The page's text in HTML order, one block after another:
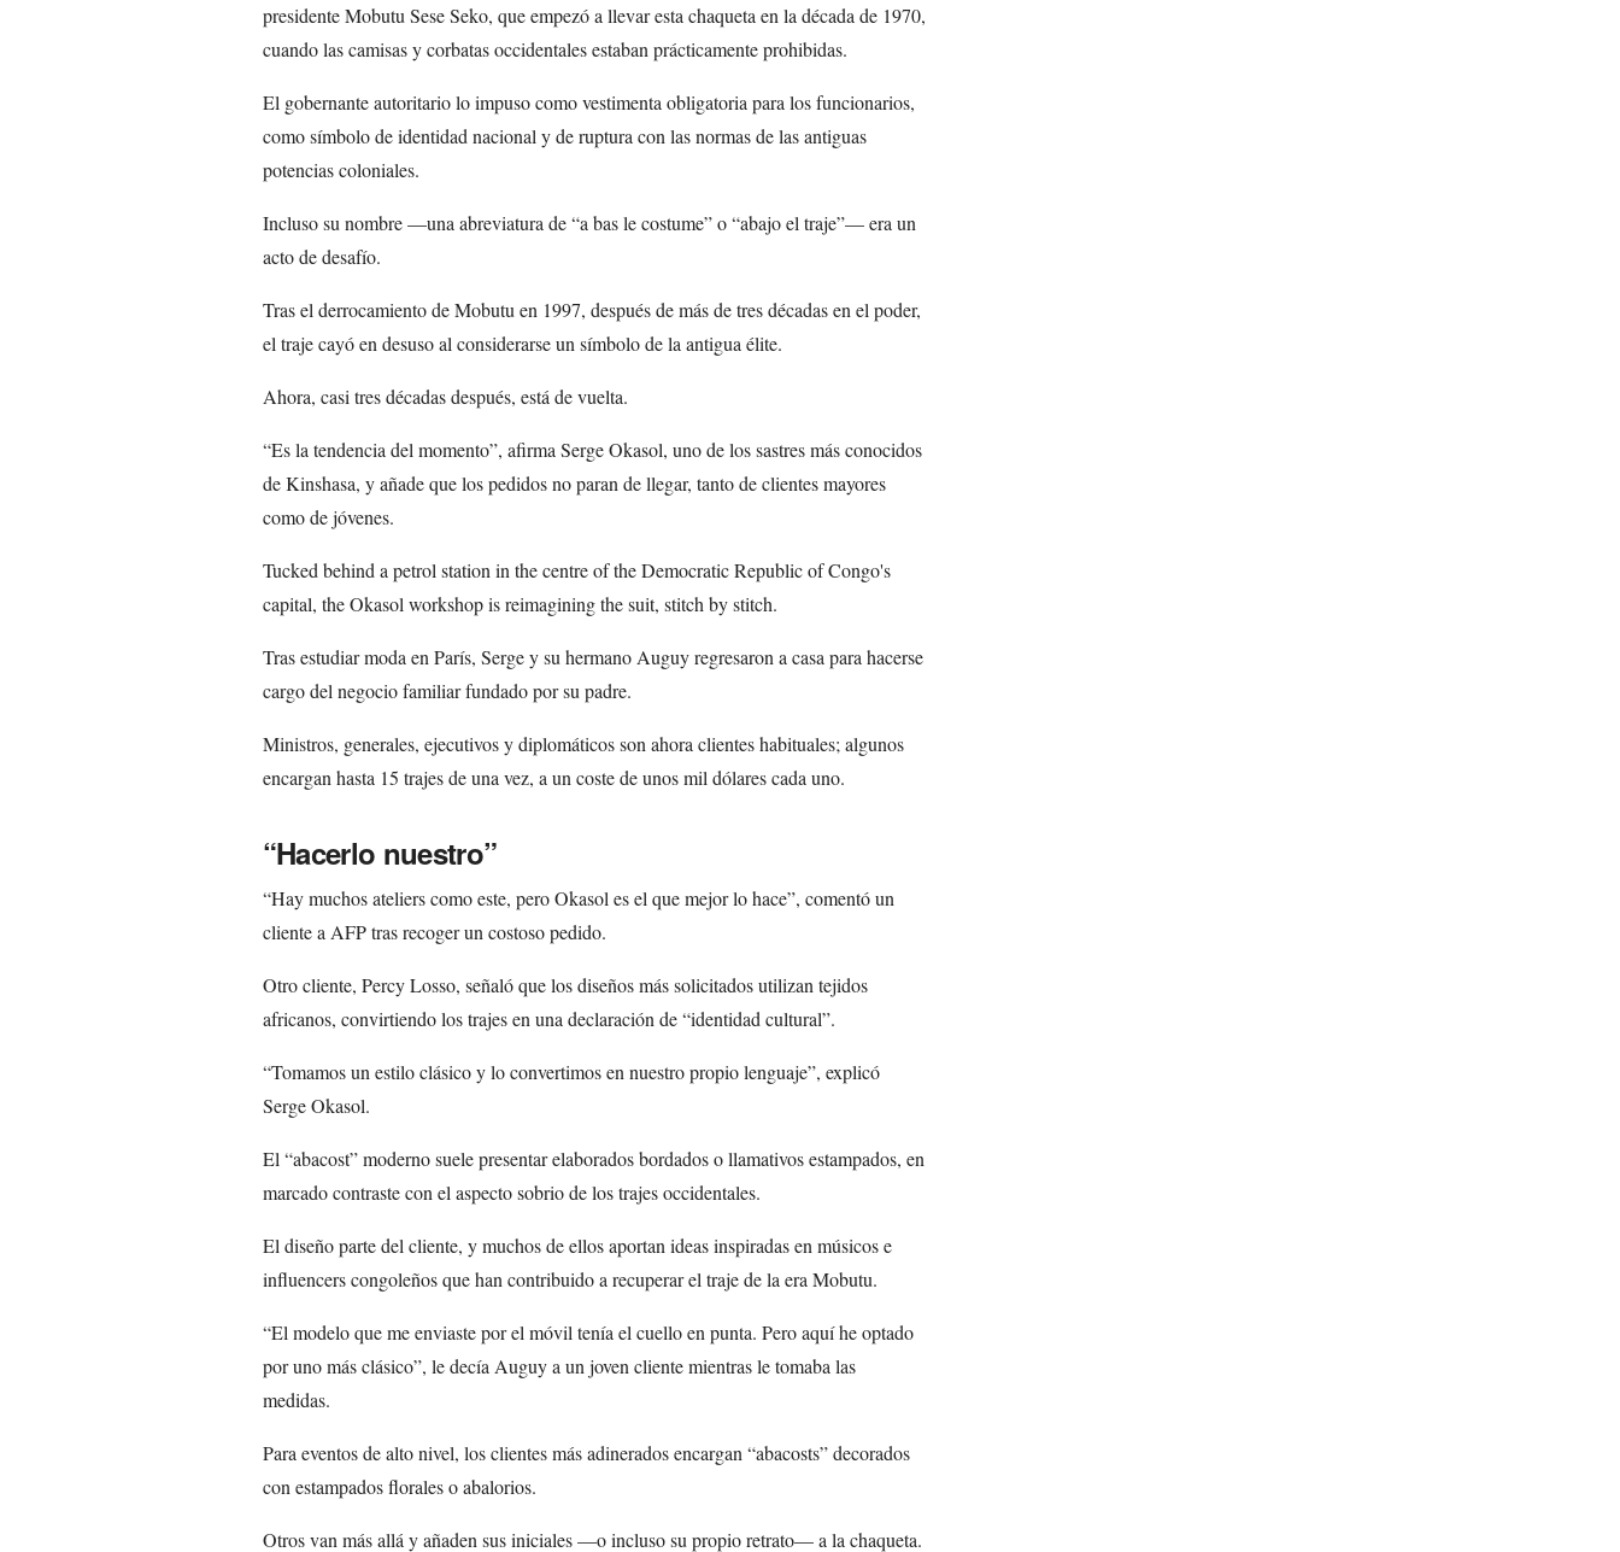
presidente Mobutu Sese Seko, que empezó a llevar esta chaqueta en la década de 1970,
cuando las camisas y corbatas occidentales estaban prácticamente prohibidas.
El gobernante autoritario lo impuso como vestimenta obligatoria para los funcionarios,
como símbolo de identidad nacional y de ruptura con las normas de las antiguas
potencias coloniales.
Incluso su nombre —una abreviatura de “a bas le costume” o “abajo el traje”— era un
acto de desafío.
Tras el derrocamiento de Mobutu en 1997, después de más de tres décadas en el poder,
el traje cayó en desuso al considerarse un símbolo de la antigua élite.
Ahora, casi tres décadas después, está de vuelta.
“Es la tendencia del momento”, afirma Serge Okasol, uno de los sastres más conocidos
de Kinshasa, y añade que los pedidos no paran de llegar, tanto de clientes mayores
como de jóvenes.
Tucked behind a petrol station in the centre of the Democratic Republic of Congo's
capital, the Okasol workshop is reimagining the suit, stitch by stitch.
Tras estudiar moda en París, Serge y su hermano Auguy regresaron a casa para hacerse
cargo del negocio familiar fundado por su padre.
Ministros, generales, ejecutivos y diplomáticos son ahora clientes habituales; algunos
encargan hasta 15 trajes de una vez, a un coste de unos mil dólares cada uno.
“Hacerlo nuestro”
“Hay muchos ateliers como este, pero Okasol es el que mejor lo hace”, comentó un
cliente a AFP tras recoger un costoso pedido.
Otro cliente, Percy Losso, señaló que los diseños más solicitados utilizan tejidos
africanos, convirtiendo los trajes en una declaración de “identidad cultural”.
“Tomamos un estilo clásico y lo convertimos en nuestro propio lenguaje”, explicó
Serge Okasol.
El “abacost” moderno suele presentar elaborados bordados o llamativos estampados, en
marcado contraste con el aspecto sobrio de los trajes occidentales.
El diseño parte del cliente, y muchos de ellos aportan ideas inspiradas en músicos e
influencers congoleños que han contribuido a recuperar el traje de la era Mobutu.
“El modelo que me enviaste por el móvil tenía el cuello en punta. Pero aquí he optado
por uno más clásico”, le decía Auguy a un joven cliente mientras le tomaba las
medidas.
Para eventos de alto nivel, los clientes más adinerados encargan “abacosts” decorados
con estampados florales o abalorios.
Otros van más allá y añaden sus iniciales —o incluso su propio retrato— a la chaqueta.